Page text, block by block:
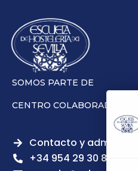
SOMOS PARTE DE
CENTRO COLABORADOR
Contacto y admisiones
+34 954 29 30 81